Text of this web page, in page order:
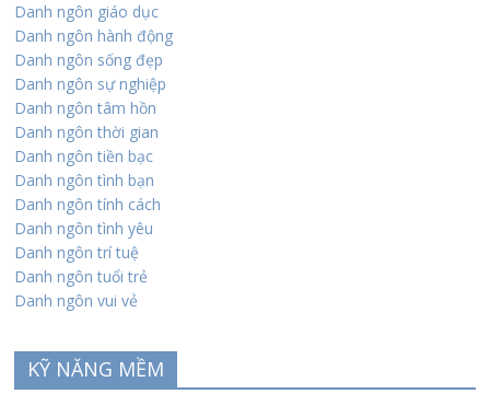
Danh ngôn giáo dục
Danh ngôn hành động
Danh ngôn sống đẹp
Danh ngôn sự nghiệp
Danh ngôn tâm hồn
Danh ngôn thời gian
Danh ngôn tiền bạc
Danh ngôn tình bạn
Danh ngôn tính cách
Danh ngôn tình yêu
Danh ngôn trí tuệ
Danh ngôn tuổi trẻ
Danh ngôn vui vẻ
KỸ NĂNG MỀM